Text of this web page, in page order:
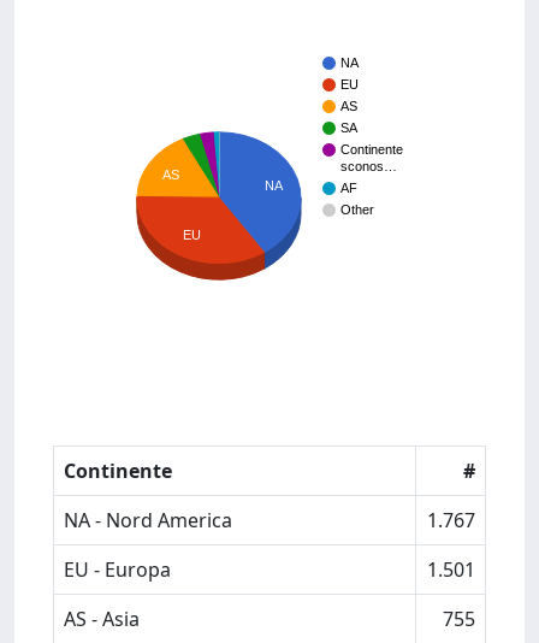
NA
EU
AS
SA
Continente
sconos…
AF
Other
NA
AS
EU
Continente
#
NA - Nord America
1.767
EU - Europa
1.501
AS - Asia
755